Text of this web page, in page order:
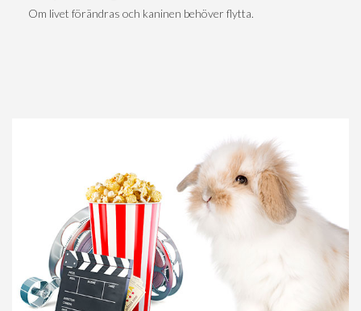
Om livet förändras och kaninen behöver flytta.